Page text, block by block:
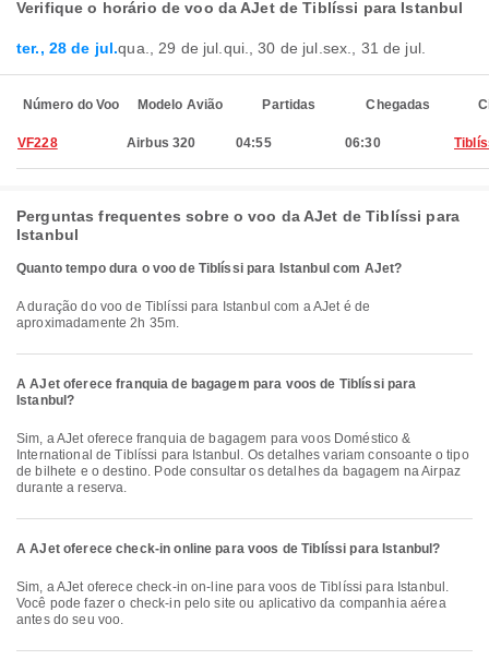
Verifique o horário de voo da AJet de Tiblíssi para Istanbul
ter., 28 de jul.qua., 29 de jul. qui., 30 de jul. sex., 31 de jul.
Número do Voo Modelo Avião Partidas Chegadas
VF228 Airbus 320 04:55 06:30
Perguntas frequentes sobre o voo da AJet de Tiblíssi para
Istanbul
Quanto tempo dura o voo de Tiblíssi para Istanbul com AJet?
A duração do voo de Tiblíssi para Istanbul com a AJet é de
aproximadamente 2h 35m.
A AJet oferece franquia de bagagem para voos de Tiblíssi para
Istanbul?
Sim, a AJet oferece franquia de bagagem para voos Doméstico &
International de Tiblíssi para Istanbul. Os detalhes variam consoante o tipo
de bilhete e o destino. Pode consultar os detalhes da bagagem na Airpaz
durante a reserva.
A AJet oferece check-in online para voos de Tiblíssi para Istanbul?
Sim, a AJet oferece check-in on-line para voos de Tiblíssi para Istanbul.
Você pode fazer o check-in pelo site ou aplicativo da companhia aérea
antes do seu voo.